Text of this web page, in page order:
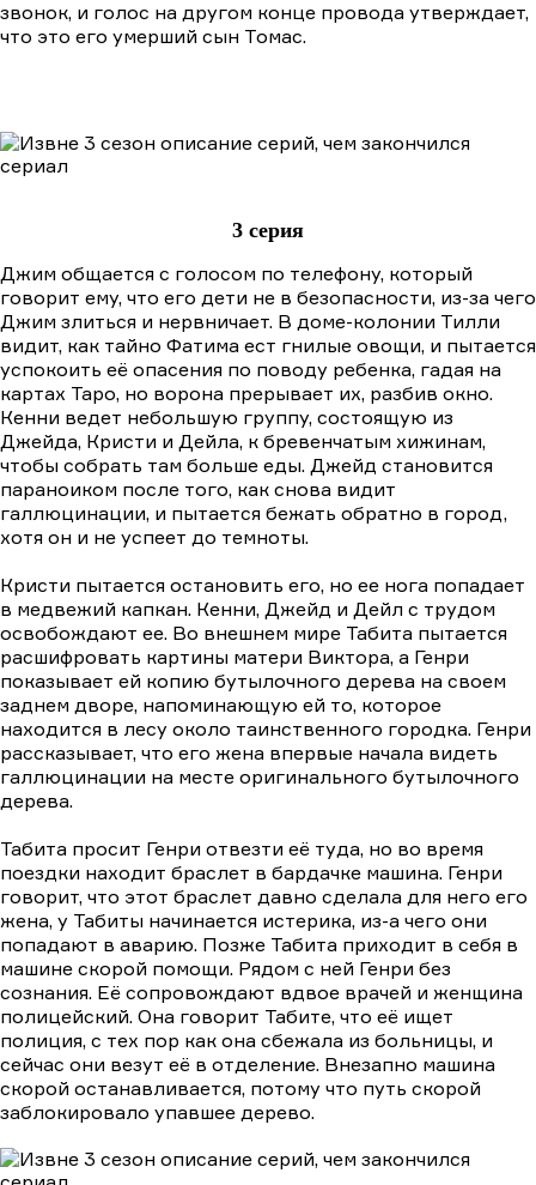
звонок, и голос на другом конце провода утверждает,
что это его умерший сын Томас.
3 серия
Джим общается с голосом по телефону, который
говорит ему, что его дети не в безопасности, из-за чего
Джим злиться и нервничает. В доме-колонии Тилли
видит, как тайно Фатима ест гнилые овощи, и пытается
успокоить её опасения по поводу ребенка, гадая на
картах Таро, но ворона прерывает их, разбив окно.
Кенни ведет небольшую группу, состоящую из
Джейда, Кристи и Дейла, к бревенчатым хижинам,
чтобы собрать там больше еды. Джейд становится
параноиком после того, как снова видит
галлюцинации, и пытается бежать обратно в город,
хотя он и не успеет до темноты.
Кристи пытается остановить его, но ее нога попадает
в медвежий капкан. Кенни, Джейд и Дейл с трудом
освобождают ее. Во внешнем мире Табита пытается
расшифровать картины матери Виктора, а Генри
показывает ей копию бутылочного дерева на своем
заднем дворе, напоминающую ей то, которое
находится в лесу около таинственного городка. Генри
рассказывает, что его жена впервые начала видеть
галлюцинации на месте оригинального бутылочного
дерева.
Табита просит Генри отвезти её туда, но во время
поездки находит браслет в бардачке машина. Генри
говорит, что этот браслет давно сделала для него его
жена, у Табиты начинается истерика, из-а чего они
попадают в аварию. Позже Табита приходит в себя в
машине скорой помощи. Рядом с ней Генри без
сознания. Её сопровождают вдвое врачей и женщина
полицейский. Она говорит Табите, что её ищет
полиция, с тех пор как она сбежала из больницы, и
сейчас они везут её в отделение. Внезапно машина
скорой останавливается, потому что путь скорой
заблокировало упавшее дерево.